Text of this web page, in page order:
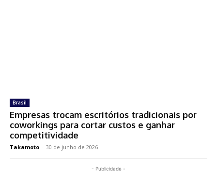
Brasil
Empresas trocam escritórios tradicionais por
coworkings para cortar custos e ganhar
competitividade
Takamoto - 30 de junho de 2026
- Publicidade -